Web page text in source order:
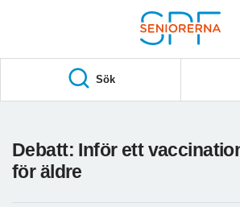
S
A
Sök
Debatt: Inför ett
för äldre